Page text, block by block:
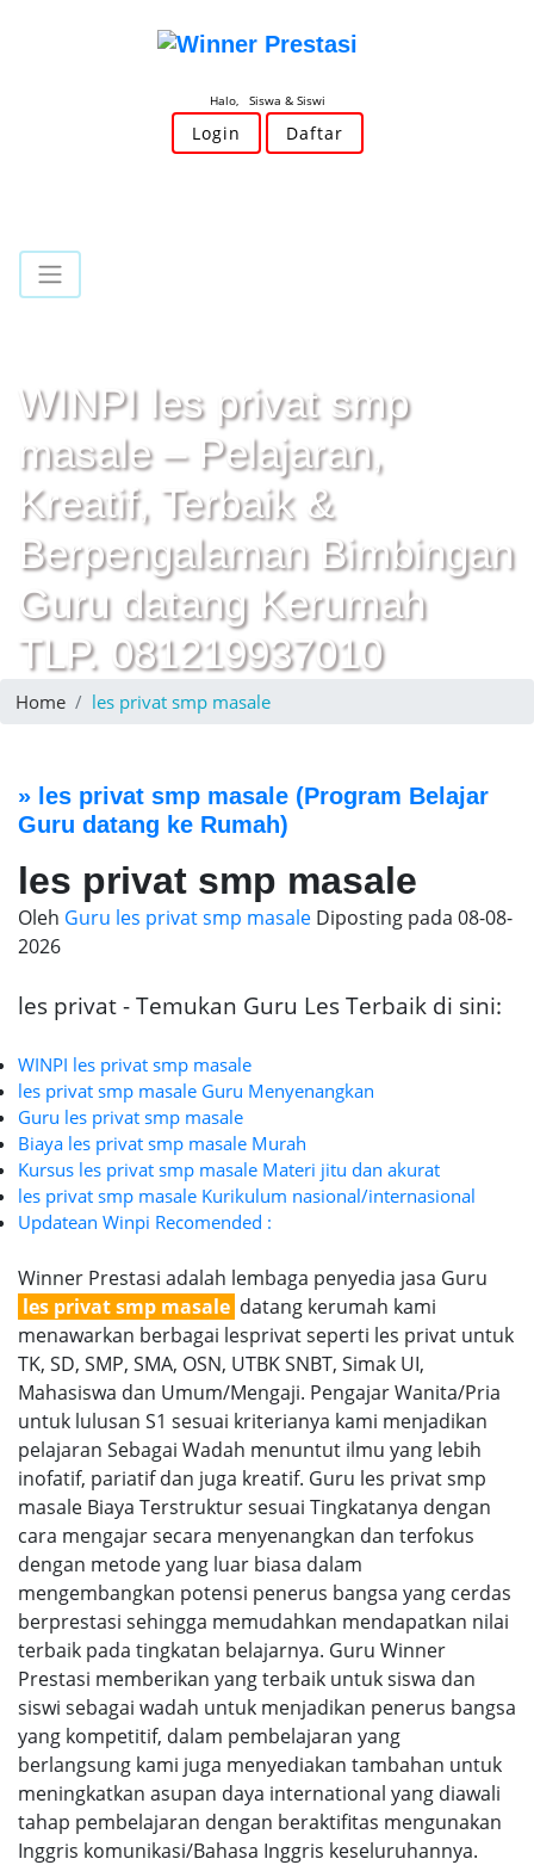
Halo, Siswa & Siswi
Login Daftar
WINPI les privat smp
masale – Pelajaran,
Kreatif, Terbaik &
Berpengalaman Bimbingan
Guru datang Kerumah
TLP. 081219937010
Home les privat smp masale
» les privat smp masale (Program Belajar
Guru datang ke Rumah)
les privat smp masale
Oleh Guru les privat smp masale Diposting pada 08-08-
2026
les privat - Temukan Guru Les Terbaik di sini:
WINPI les privat smp masale
les privat smp masale Guru Menyenangkan
Guru les privat smp masale
Biaya les privat smp masale Murah
Kursus les privat smp masale Materi jitu dan akurat
les privat smp masale Kurikulum nasional/internasional
Updatean Winpi Recomended :
Winner Prestasi adalah lembaga penyedia jasa Guru
les privat smp masale datang kerumah kami
menawarkan berbagai lesprivat seperti les privat untuk
TK, SD, SMP, SMA, OSN, UTBK SNBT, Simak UI,
Mahasiswa dan Umum/Mengaji. Pengajar Wanita/Pria
untuk lulusan S1 sesuai kriterianya kami menjadikan
pelajaran Sebagai Wadah menuntut ilmu yang lebih
inofatif, pariatif dan juga kreatif. Guru les privat smp
masale Biaya Terstruktur sesuai Tingkatanya dengan
cara mengajar secara menyenangkan dan terfokus
dengan metode yang luar biasa dalam
mengembangkan potensi penerus bangsa yang cerdas
berprestasi sehingga memudahkan mendapatkan nilai
terbaik pada tingkatan belajarnya. Guru Winner
Prestasi memberikan yang terbaik untuk siswa dan
siswi sebagai wadah untuk menjadikan penerus bangsa
yang kompetitif, dalam pembelajaran yang
berlangsung kami juga menyediakan tambahan untuk
meningkatkan asupan daya international yang diawali
tahap pembelajaran dengan beraktifitas mengunakan
Inggris komunikasi/Bahasa Inggris keseluruhannya.